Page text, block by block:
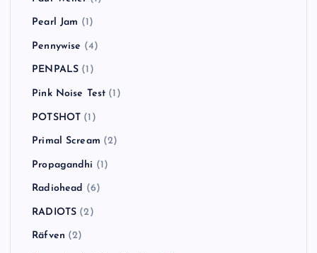
Pearl Jam (1)
Pennywise (4)
PENPALS (1)
Pink Noise Test (1)
POTSHOT (1)
Primal Scream (2)
Propagandhi (1)
Radiohead (6)
RADIOTS (2)
Räfven (2)